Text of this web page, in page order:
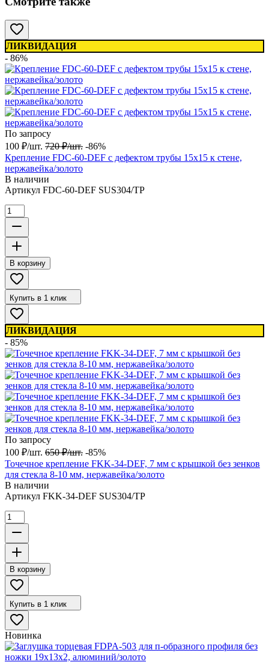
ЛИКВИДАЦИЯ
- 86%
По запросу
100 ₽/шт. 720 ₽/шт. -86%
Крепление FDC-60-DEF с дефектом трубы 15х15 к стене,
нержавейка/золото
В наличии
Артикул FDC-60-DEF SUS304/TP
В корзину
Купить в 1 клик
ЛИКВИДАЦИЯ
- 85%
По запросу
100 ₽/шт. 650 ₽/шт. -85%
Точечное крепление FKK-34-DEF, 7 мм с крышкой без зенков
для стекла 8-10 мм, нержавейка/золото
В наличии
Артикул FKK-34-DEF SUS304/TP
В корзину
Купить в 1 клик
Новинка